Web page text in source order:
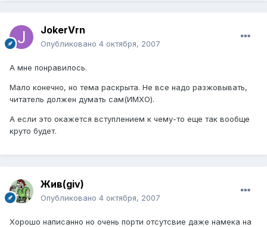
JokerVrn
Опубликовано 4 октября, 2007
А мне понравилось.
Мало конечно, но тема раскрыта. Не все надо разжовывать,
читатель должен думать сам(ИМХО).
А если это окажется вступлением к чему-то еще так вообще
круто будет.
Жив(giv)
Опубликовано 4 октября, 2007
Хорошо написанно но очень порти отсутсвие даже намека на